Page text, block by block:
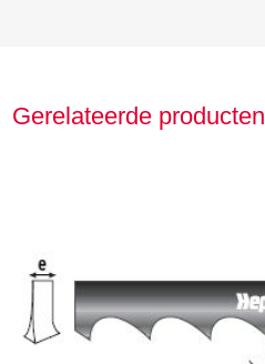
Gerelateerde producten